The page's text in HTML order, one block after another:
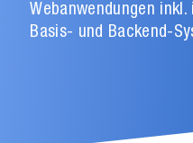
Webanwendungen
Basis- und Backend-